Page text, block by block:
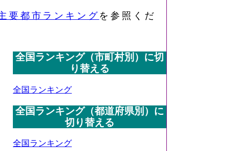
要都市ランキングを参照くだ
全国ランキング（市町村別）に切
り替える
全国ランキング
全国ランキング（都道府県別）に
切り替える
全国ランキング